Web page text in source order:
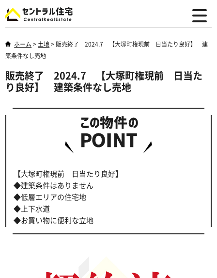
ホーム > 土地> 販売終了 2024.7 【大塚町権現前 日当たり良好】 建
築条件なし売地
販売終了 2024.7 【大塚町権現前 日当た
り良好】 建築条件なし売地
【大塚町権現前 日当たり良好】
◆建築条件はありません
◆低層エリアの住宅地
◆上下水道
◆お買い物に便利な立地